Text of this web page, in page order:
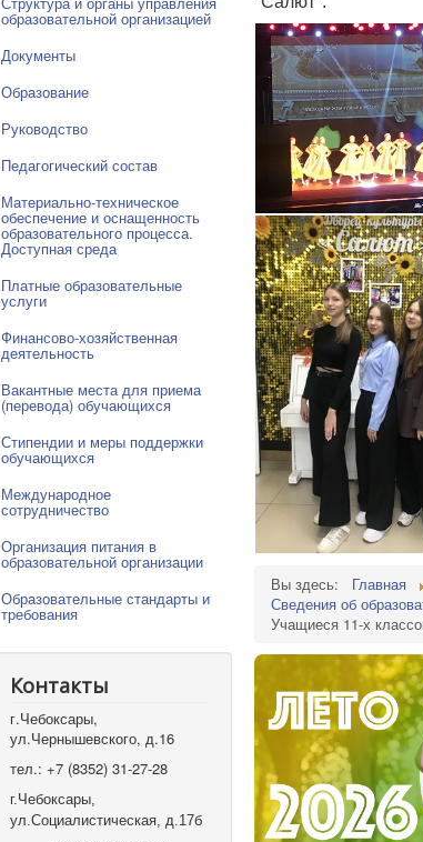
образовательной организацией
Документы
Образование
Руководство
Педагогический состав
Материально-техническое
обеспечение и оснащенность
образовательного процесса.
Доступная среда
Платные образовательные
услуги
Финансово-хозяйственная
деятельность
Вакантные места для приема
(перевода) обучающихся
Стипендии и меры поддержки
обучающихся
Международное
сотрудничество
Организация питания в
образовательной организации
Образовательные стандарты и
требования
Контакты
г.Чебоксары,
ул.Чернышевского, д.16
тел.: +7 (8352) 31-27-28
г.Чебоксары,
ул.Социалистическая, д.17б
Вы здесь:
Главная
Сведения об
Учащиеся 11-х